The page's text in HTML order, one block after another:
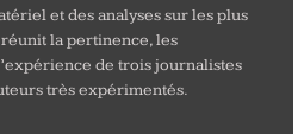
et des analyses sur les plus
la pertinence, les
de trois journalistes
très expérimentés.